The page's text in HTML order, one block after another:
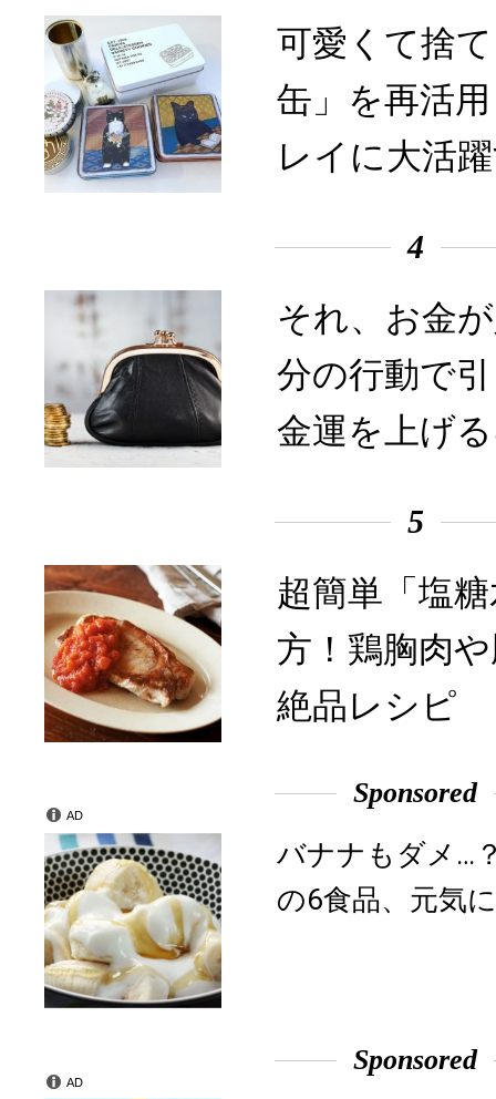
可愛くて捨
缶」を再活
レイに大活
4
それ、お金
分の行動で
金運を上げ
5
超簡単「塩
方！鶏胸肉
絶品レシピ
Sponsored
バナナもダメ…
の6食品、元気
AD
Sponsored
AD